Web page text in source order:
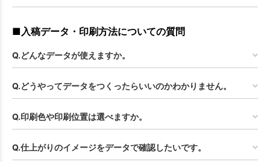
お買い物を続ける カートへ進む
■入稿データ・印刷方法についての質問
Q.どんなデータが使えますか。
Q.どうやってデータをつくったらいいのかわかりません。
Q.印刷色や印刷位置は選べますか。
Q.仕上がりのイメージをデータで確認したいです。